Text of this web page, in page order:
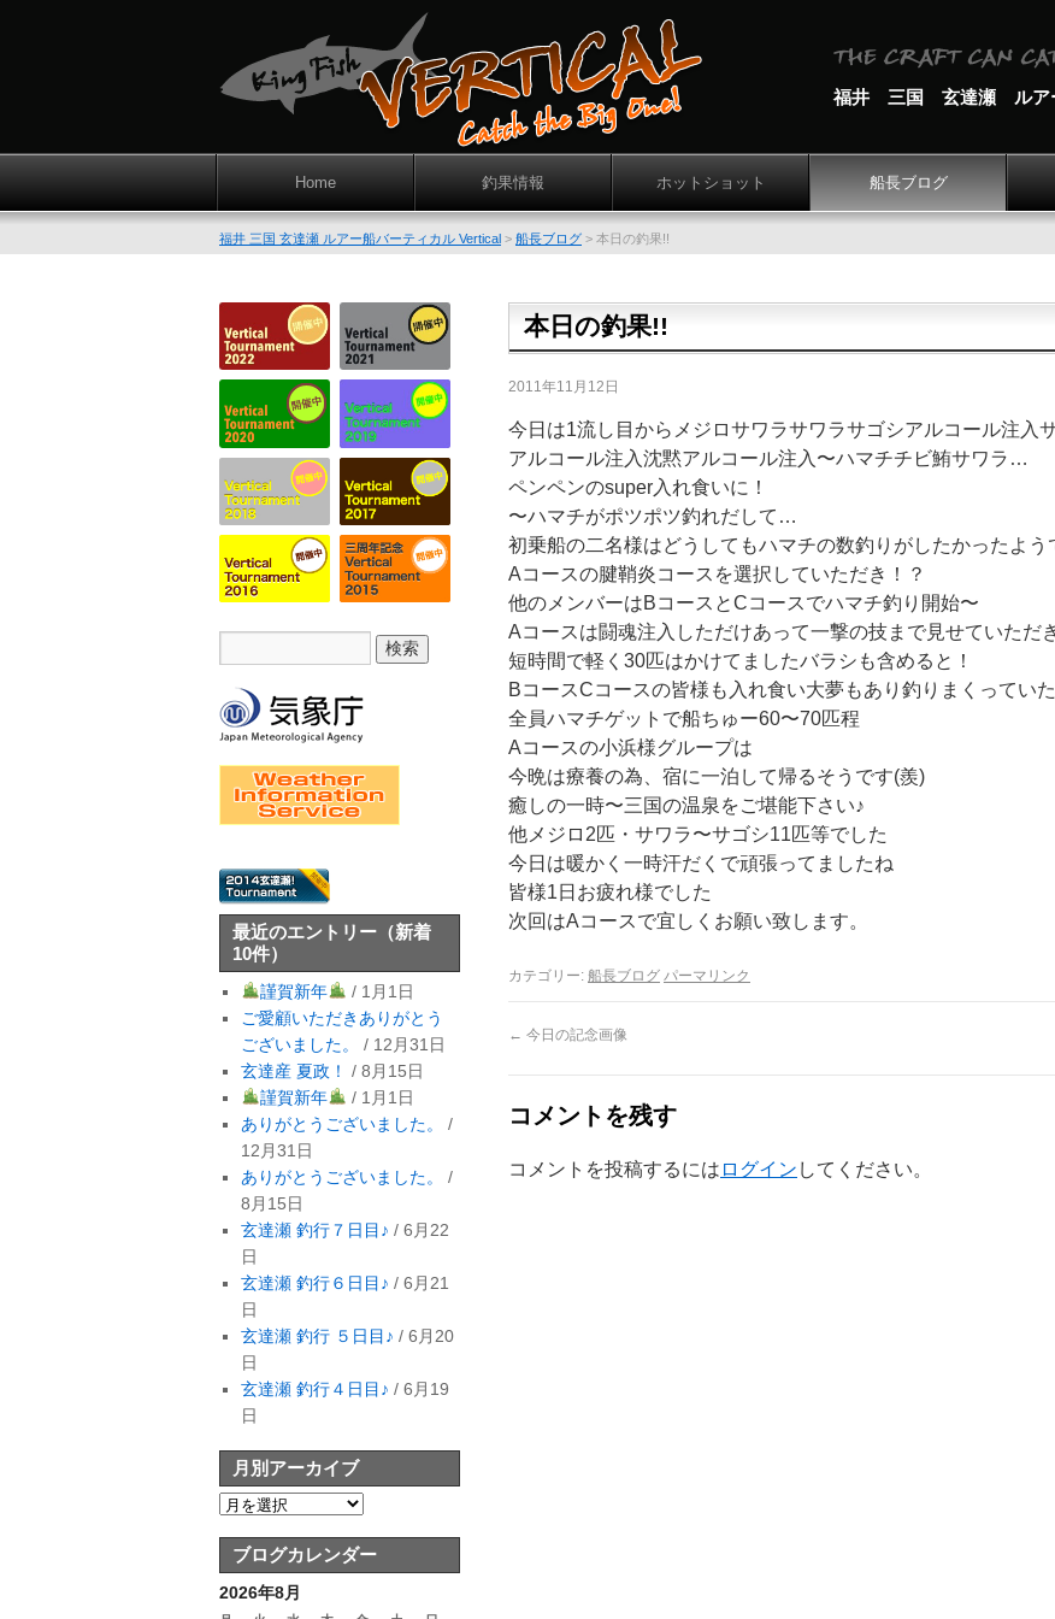
福井 三国 玄達瀬 ルア
Home 釣果情報 ホットショット 船長ブログ
福井 三国 玄達瀬 ルアー船バーティカル Vertical > 船長ブログ > 本日の釣果!!
本日の釣果!!
2011年11月12日
今日は1流し目からメジロサワラサワラサゴシアルコール注入
アルコール注入沈黙アルコール注入〜ハマチチビ鮪サワラ…
ペンペンのsuper入れ食いに！
〜ハマチがポツポツ釣れだして…
初乗船の二名様はどうしてもハマチの数釣りがしたかったよう
Aコースの腱鞘炎コースを選択していただき！？
他のメンバーはBコースとCコースでハマチ釣り開始〜
Aコースは闘魂注入しただけあって一撃の技まで見せていただ
短時間で軽く30匹はかけてましたバラシも含めると！
BコースCコースの皆様も入れ食い大夢もあり釣りまくってい
全員ハマチゲットで船ちゅー60〜70匹程
Aコースの小浜様グループは
今晩は療養の為、宿に一泊して帰るそうです(羨)
癒しの一時〜三国の温泉をご堪能下さい♪
他メジロ2匹・サワラ〜サゴシ11匹等でした
今日は暖かく一時汗だくで頑張ってましたね
皆様1日お疲れ様でした
次回はAコースで宜しくお願い致します。
カテゴリー: 船長ブログ パーマリンク
← 今日の記念画像
コメントを残す
コメントを投稿するには ログイン してください。
最近のエントリー （新着
10件）
謹賀新年
/ 1月1日
ご愛顧いただきありがとう
ございました。
/ 12月31日
玄達産 夏政！
/ 8月15日
謹賀新年
/ 1月1日
ありがとうございました。
/
12月31日
ありがとうございました。
/
8月15日
玄達瀬 釣行７日目♪ / 6月22
日
玄達瀬 釣行６日目♪ / 6月21
日
玄達瀬 釣行 ５日目♪ / 6月20
日
玄達瀬 釣行４日目♪ / 6月19
日
月別アーカイブ
ブログカレンダー
2026年8月